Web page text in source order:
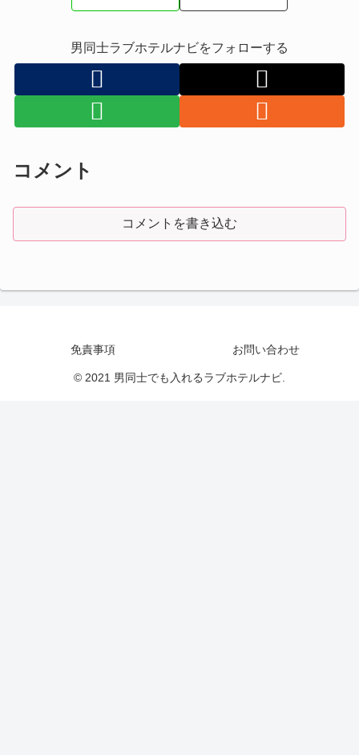
男同士ラブホテルナビをフォローする
コメント
コメントを書き込む
免責事項 お問い合わせ
© 2021 男同士でも入れるラブホテルナビ.